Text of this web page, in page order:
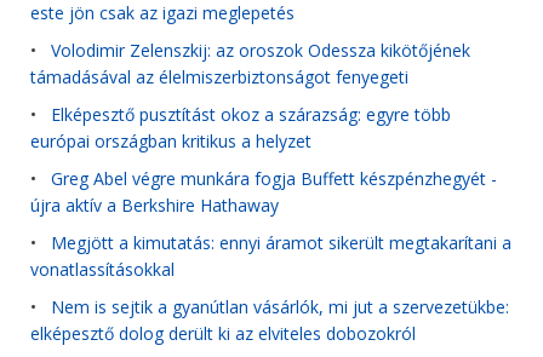
este jön csak az igazi meglepetés
• Volodimir Zelenszkij: az oroszok Odessza kikötőjének
támadásával az élelmiszerbiztonságot fenyegeti
• Elképesztő pusztítást okoz a szárazság: egyre több
európai országban kritikus a helyzet
• Greg Abel végre munkára fogja Buffett készpénzhegyét -
újra aktív a Berkshire Hathaway
• Megjött a kimutatás: ennyi áramot sikerült megtakarítani a
vonatlassításokkal
• Nem is sejtik a gyanútlan vásárlók, mi jut a szervezetükbe:
elképesztő dolog derült ki az elviteles dobozokról